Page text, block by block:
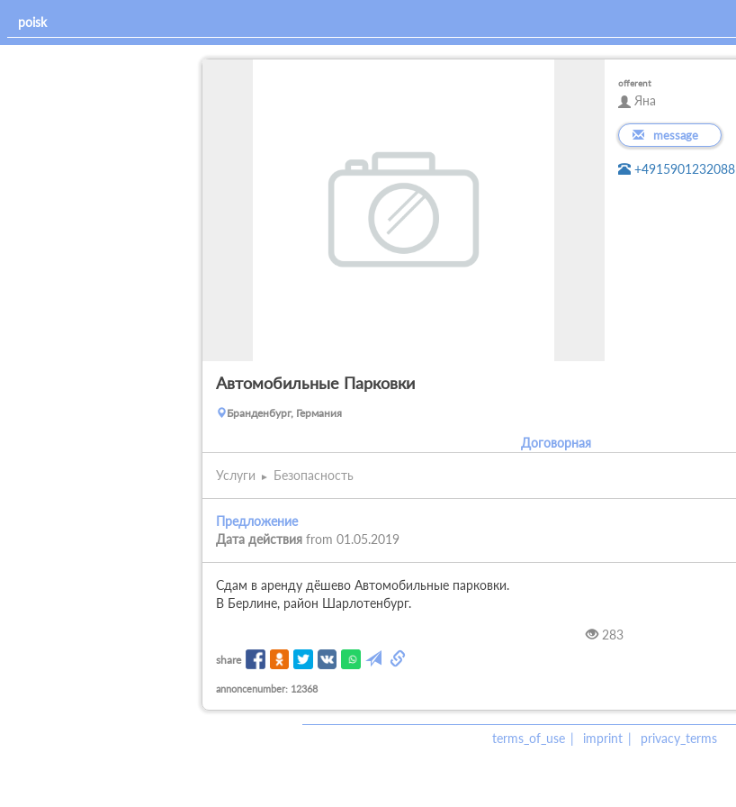
offerent
Яна
message
+4915901232088
Автомобильные Парковки
Бранденбург, Германия
Договорная
Услуги Безопасность
Предложение
Дата действия from 01.05.2019
Сдам в аренду дёшево Автомобильные парковки.
В Берлине, район Шарлотенбург.
283
share
annoncenumber: 12368
terms_of_use imprint privacy_terms